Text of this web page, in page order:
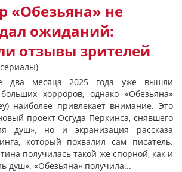
«Обезьяна» не
ожиданий:
отзывы зрителей
два месяца 2025 года уже вышли
больших хорроров, однако «Обезьяна»
наиболее привлекает внимание. Это
проект Осгуда Перкинса, снявшего
душ», но и экранизация рассказа
который похвалил сам писатель.
получилась такой же спорной, как и
душ». «Обезьяна» получила...